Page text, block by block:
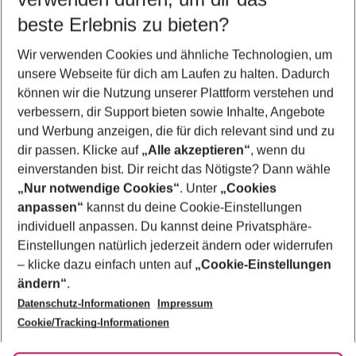
5-8 Nächte
2 Erwachsene Keine Kinder
Mehr Filter anzeigen
Footer
Footer navigation
Über uns
AGB
Bestpreisgarantie
Cookie-Einstellungen ändern
Cookie-Richtlinie
Agenturbetreuung
Barrierefreies Reisen
Folge uns
beste Erlebnis zu bieten?
Wir verwenden Cookies und ähnliche Technologien, um
unsere Webseite für dich am Laufen zu halten. Dadurch
können wir die Nutzung unserer Plattform verstehen und
verbessern, dir Support bieten sowie Inhalte, Angebote
und Werbung anzeigen, die für dich relevant sind und zu
dir passen. Klicke auf „Alle akzeptieren“, wenn du
einverstanden bist. Dir reicht das Nötigste? Dann wähle
„Nur notwendige Cookies“. Unter „Cookies
anpassen“ kannst du deine Cookie-Einstellungen
individuell anpassen. Du kannst deine Privatsphäre-
Einstellungen natürlich jederzeit ändern oder widerrufen
– klicke dazu einfach unten auf „Cookie-Einstellungen
ändern“.
Datenschutz-Informationen
Impressum
Cookie/Tracking-Informationen